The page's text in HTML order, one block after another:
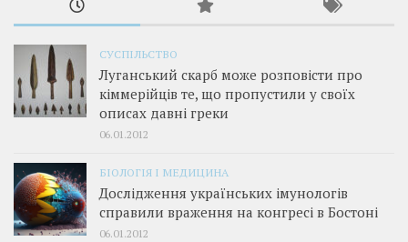
СУСПІЛЬСТВО
Луганський скарб може розповісти про
кіммерійців те, що пропустили у своїх
описах давні греки
06.01.2012
БІОЛОГІЯ І МЕДИЦИНА
Дослідження українських імунологів
справили враження на конгресі в Бостоні
06.01.2012